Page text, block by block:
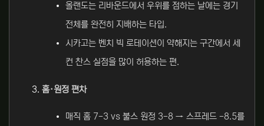
올랜도는 리바운드에서 우위를 점하는 날에는 경기
전체를 완전히 지배하는 타입.
시카고는 벤치 빅 로테이션이 약해지는 구간에서 세
컨 찬스 실점을 많이 허용하는 편.
홈·원정 편차
매직 홈 7-3 vs 불스 원정 3-8 → 스프레드 -8.5를